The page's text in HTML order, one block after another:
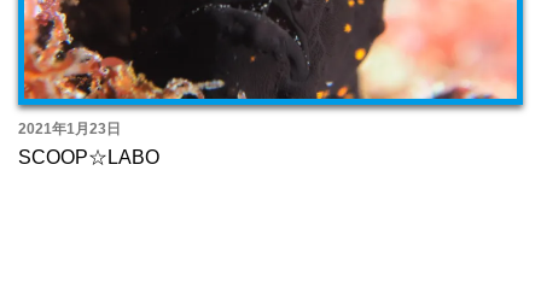
2021年1月23日
SCOOP☆LABO